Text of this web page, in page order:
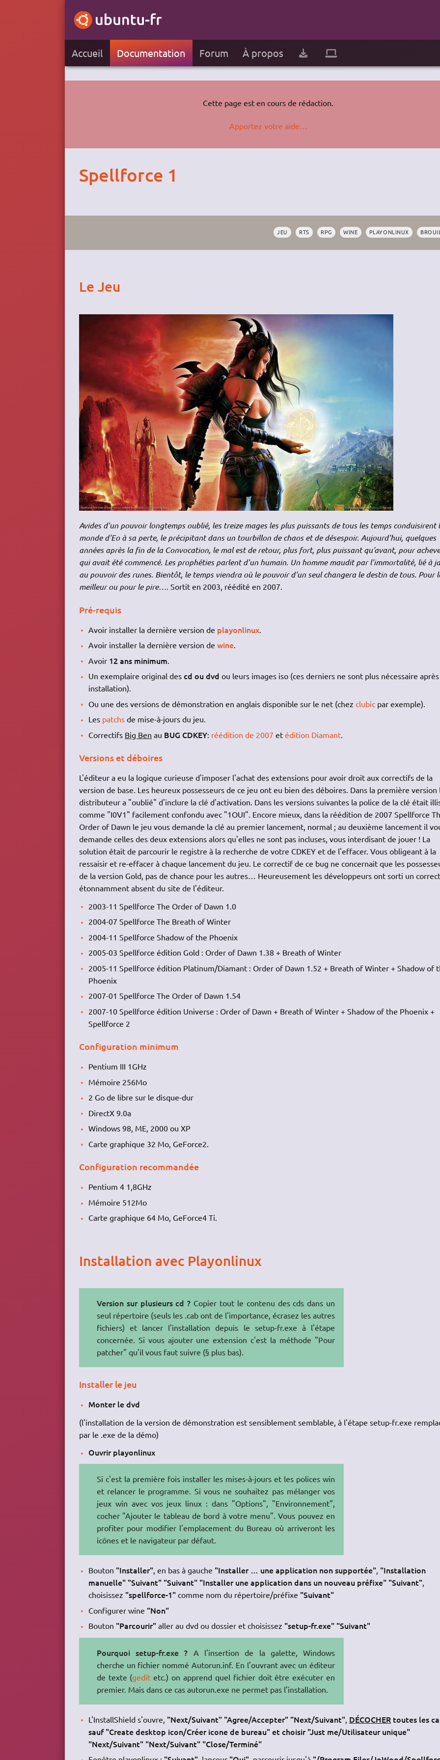
Accueil Documentation Forum À propos
Cette page est en cours de rédaction.
Apportez votre aide…
Spellforce 1
JEU RTS RPG WINE PLAYONLINUX
Le Jeu
Avides d'un pouvoir longtemps oublié, les treize mages les plus puissants de tous les temps conduisirent
monde d'Eo à sa perte, le précipitant dans un tourbillon de chaos et de désespoir. Aujourd'hui, quelques
années après la fin de la Convocation, le mal est de retour, plus fort, plus puissant qu'avant, pour
qui avait été commencé. Les prophéties parlent d'un humain. Un homme maudit par l'immortalité, lié à
au pouvoir des runes. Bientôt, le temps viendra où le pouvoir d'un seul changera le destin de tous. Pour
meilleur ou pour le pire…. Sortit en 2003, réédité en 2007.
Pré-requis
Avoir installer la dernière version de playonlinux
Avoir installer la dernière version dewine.
Avoir 12 ans minimum
Un exemplaire original descd ou dvd ou leurs images iso (ces derniers ne sont plus nécessaire après
installation).
Ou une des versions de démonstration en anglais disponible sur le net (chezclubic par exemple).
Les patchs de mise-à-jours du jeu.
Correctifs Big Ben au BUG CDKEY: réédition de 2007 etédition Diamant
Versions et déboires
L'éditeur a eu la logique curieuse d'imposer l'achat des extensions pour avoir droit aux correctifs de la
version de base. Les heureux possesseurs de ce jeu ont eu bien des déboires. Dans la première version
distributeur a "oublié" d'inclure la clé d'activation. Dans les versions suivantes la police de la clé était
comme "I0V1" facilement confondu avec "1OUI". Encore mieux, dans la réédition de 2007 Spellforce
Order of Dawn le jeu vous demande la clé au premier lancement, normal ; au deuxième lancement il
demande celles des deux extensions alors qu'elles ne sont pas incluses, vous interdisant de jouer ! La
solution était de parcourir le registre à la recherche de votre CDKEY et de l'effacer. Vous obligeant à la
ressaisir et re-effacer à chaque lancement du jeu. Le correctif de ce bug ne concernait que les
de la version Gold, pas de chance pour les autres… Heureusement les développeurs ont sorti un
étonnamment absent du site de l'éditeur.
2003-11 Spellforce The Order of Dawn 1.0
2004-07 Spellforce The Breath of Winter
2004-11 Spellforce Shadow of the Phoenix
2005-03 Spellforce édition Gold : Order of Dawn 1.38 + Breath of Winter
2005-11 Spellforce édition Platinum/Diamant : Order of Dawn 1.52 + Breath of Winter + Shadow of
Phoenix
2007-01 Spellforce The Order of Dawn 1.54
2007-10 Spellforce édition Universe : Order of Dawn + Breath of Winter + Shadow of the Phoenix +
Spellforce 2
Configuration minimum
Pentium III 1GHz
Mémoire 256Mo
2 Go de libre sur le disque-dur
DirectX 9.0a
Windows 98, ME, 2000 ou XP
Carte graphique 32 Mo, GeForce2.
Configuration recommandée
Pentium 4 1,8GHz
Mémoire 512Mo
Carte graphique 64 Mo, GeForce4 Ti.
Installation avec Playonlinux
Version sur plusieurs cd ? Copier tout le contenu des cds dans un
seul répertoire (seuls les .cab ont de l'importance, écrasez les autres
fichiers) et lancer l'installation depuis le setup-fr.exe à l'étape
concernée. Si vous ajouter une extension c'est la méthode "Pour
patcher" qu'il vous faut suivre (§ plus bas).
Installer le jeu
Monter le dvd
(l'installation de la version de démonstration est sensiblement semblable, à l'étape setup-fr.exe
par le .exe de la démo)
Ouvrir playonlinux
Si c'est la première fois installer les mises-à-jours et les polices win
et relancer le programme. Si vous ne souhaitez pas mélanger vos
jeux win avec vos jeux linux : dans "Options", "Environnement",
cocher "Ajouter le tableau de bord à votre menu". Vous pouvez en
profiter pour modifier l'emplacement du Bureau où arriveront les
icônes et le navigateur par défaut.
Bouton "Installer", en bas à gauche "Installer … une application non supportée", "Installation
manuelle" "Suivant" "Suivant" "Installer une application dans un nouveau préfixe" "Suivant",
choisissez "spellforce-1" comme nom du répertoire/préfixe "Suivant"
Configurer wine "Non"
Bouton "Parcourir" aller au dvd ou dossier et choisissez "setup-fr.exe" "Suivant"
Pourquoi setup-fr.exe ? A l'insertion de la galette, Windows
cherche un fichier nommé Autorun.inf. En l'ouvrant avec un éditeur
de texte (gedit etc.) on apprend quel fichier doit être exécuter en
premier. Mais dans ce cas autorun.exe ne permet pas l'installation.
L'InstallShield s'ouvre, "Next/Suivant" "Agree/Accepter" "Next/Suivant" DÉCOCHER toutes les
sauf "Create desktop icon/Créer icone de bureau" et choisir "Just me/Utilisateur unique"
"Next/Suivant" "Next/Suivant" "Close/Terminé"